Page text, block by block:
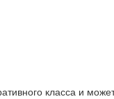
класса и